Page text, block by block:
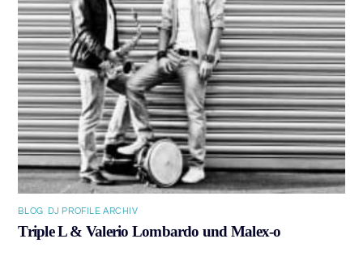
BLOG DJ PROFILE ARCHIV
Triple L & Valerio Lombardo und Malex-o